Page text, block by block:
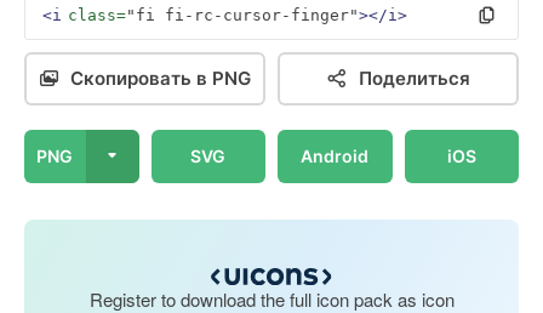
<i class="fi fi-rc-cursor-finger"></i>
Скопировать в PNG Поделиться
PNG SVG Android iOS
Register to download the full icon pack as icon